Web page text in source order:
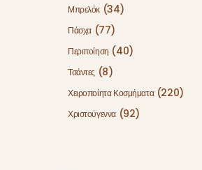
Μπρελόκ (34)
Πάσχα (77)
Περιποίηση (40)
Τσάντες (8)
Χειροποίητα Κοσμήματα (220)
Χριστούγεννα (92)